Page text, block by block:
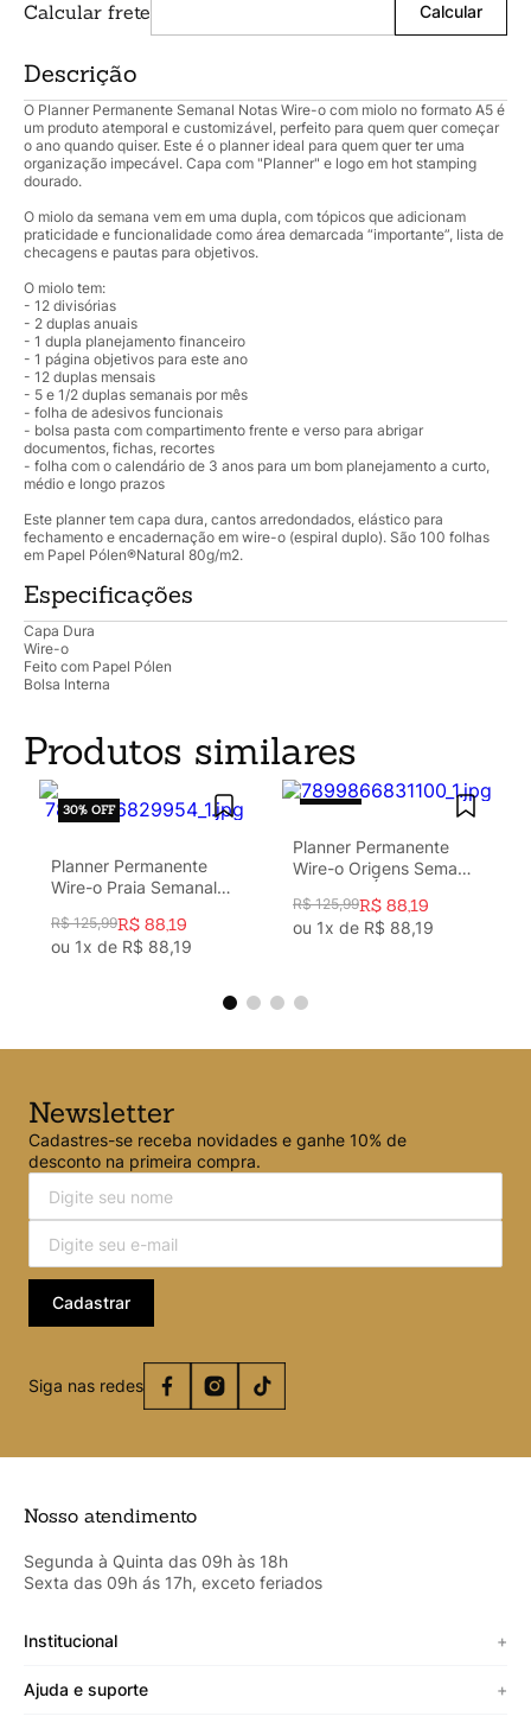
Descrição
O Planner Permanente Semanal Notas Wire-o com miolo no formato A5 é
um produto atemporal e customizável, perfeito para quem quer começar
o ano quando quiser. Este é o planner ideal para quem quer ter uma
organização impecável. Capa com "Planner" e logo em hot stamping
dourado.
O miolo da semana vem em uma dupla, com tópicos que adicionam
praticidade e funcionalidade como área demarcada “importante”, lista de
checagens e pautas para objetivos.
O miolo tem:
- 12 divisórias
- 2 duplas anuais
- 1 dupla planejamento financeiro
- 1 página objetivos para este ano
- 12 duplas mensais
- 5 e 1/2 duplas semanais por mês
- folha de adesivos funcionais
- bolsa pasta com compartimento frente e verso para abrigar
documentos, fichas, recortes
- folha com o calendário de 3 anos para um bom planejamento a curto,
médio e longo prazos
Este planner tem capa dura, cantos arredondados, elástico para
fechamento e encadernação em wire-o (espiral duplo). São 100 folhas
em Papel Pólen®Natural 80g/m2.
Especificações
Capa Dura
Wire-o
Feito com Papel Pólen
Bolsa Interna
Produtos similares
30% OFF
Planner Permanente
Wire-o Praia Semanal
R$ 125,99R$ 8819
ou 1x de R$ 88,19
30%OFF
Planner Permanente
Wire-o Origens Semanal
White
R$ 125,99R$ 8819
ou 1x de R$ 88,19
Newsletter
Cadastres-se receba novidades e ganhe 10% de
desconto na primeira compra.
Cadastrar
Siga nas redes
Nosso atendimento
Segunda à Quinta das 09h às 18h
Sexta das 09h ás 17h, exceto feriados
Institucional +
Sobre a Cicero
Ajuda e suporte +